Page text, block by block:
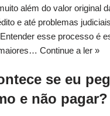
além do valor original
e até problemas
esse processo é
Continue a ler »
se eu
e não pagar?